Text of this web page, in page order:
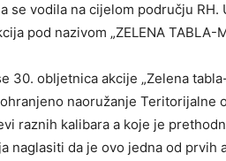
se vodila na cijelom području RH.
pod nazivom „ZELENA TABLA-
30. obljetnica akcije „Zelena
naoružanje Teritorijalne
raznih kalibara a koje je
naglasiti da je ovo jedna od prvih